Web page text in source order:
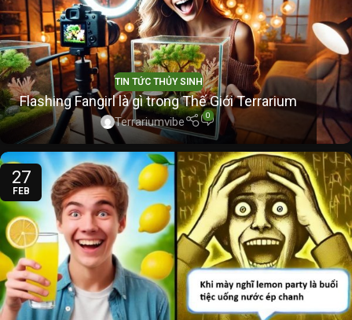
TIN TỨC THỦY SINH
Flashing Fangirl là gì trong Thế Giới Terrarium
Terrariumvibe 0
27
FEB